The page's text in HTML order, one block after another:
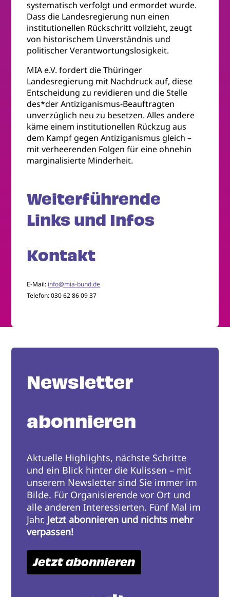
systematisch verfolgt und ermordet wurde.
Dass die Landesregierung nun einen
institutionellen Rückschritt vollzieht, zeugt
von historischem Unverständnis und
politischer Verantwortungslosigkeit.
MIA e.V. fordert die Thüringer
Landesregierung mit Nachdruck auf, diese
Entscheidung zu revidieren und die Stelle
des*der Antiziganismus-Beauftragten
unverzüglich neu zu besetzen. Alles andere
käme einem institutionellen Rückzug aus
dem Kampf gegen Antiziganismus gleich –
mit verheerenden Folgen für eine ohnehin
marginalisierte Minderheit.
Weiterführende
Links und Infos
Kontakt
E-Mail: info@mia-bund.de
Telefon: 030 62 86 09 37
Newsletter
abonnieren
Aktuelle Highlights, nächste Schritte
und ein Blick hinter die Kulissen – mit
unserem Newsletter sind Sie immer im
Bilde. Für Organisierende vor Ort und
alle anderen Interessierten. Fünf Mal im
Jahr. Jetzt abonnieren und nichts mehr
verpassen!
Jetzt abonnieren